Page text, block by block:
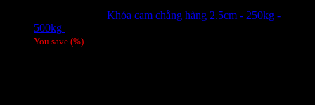
Khóa cam chằng hàng 2.5cm - 250kg -
500kg
You save (%)